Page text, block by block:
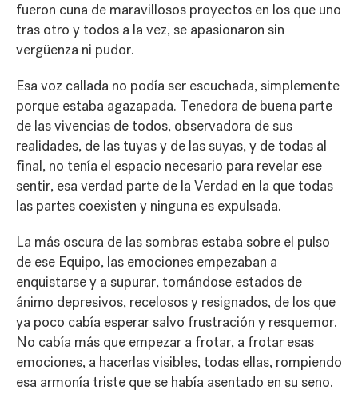
fueron cuna de maravillosos proyectos en los que uno
tras otro y todos a la vez, se apasionaron sin
vergüenza ni pudor.
Esa voz callada no podía ser escuchada, simplemente
porque estaba agazapada. Tenedora de buena parte
de las vivencias de todos, observadora de sus
realidades, de las tuyas y de las suyas, y de todas al
final, no tenía el espacio necesario para revelar ese
sentir, esa verdad parte de la Verdad en la que todas
las partes coexisten y ninguna es expulsada.
La más oscura de las sombras estaba sobre el pulso
de ese Equipo, las emociones empezaban a
enquistarse y a supurar, tornándose estados de
ánimo depresivos, recelosos y resignados, de los que
ya poco cabía esperar salvo frustración y resquemor.
No cabía más que empezar a frotar, a frotar esas
emociones, a hacerlas visibles, todas ellas, rompiendo
esa armonía triste que se había asentado en su seno.